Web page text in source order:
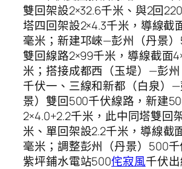
雙回架設2×32.6千米、與2回
塔四回架設2×4.3千米，導線截
毫米；新建邛崍—彭州（丹景
雙回線路2×99千米，導線截面
米；搭接成都西（玉堤）—彭
千伏一、三線和新都（白泉）
景）雙回500千伏線路，新建
2×4.0+2.2千米，此中同塔雙回
米、單回架設2.2千米，導線截
毫米；調整彭州（丹景）500
紫坪鋪水電站500侘寂風千伏